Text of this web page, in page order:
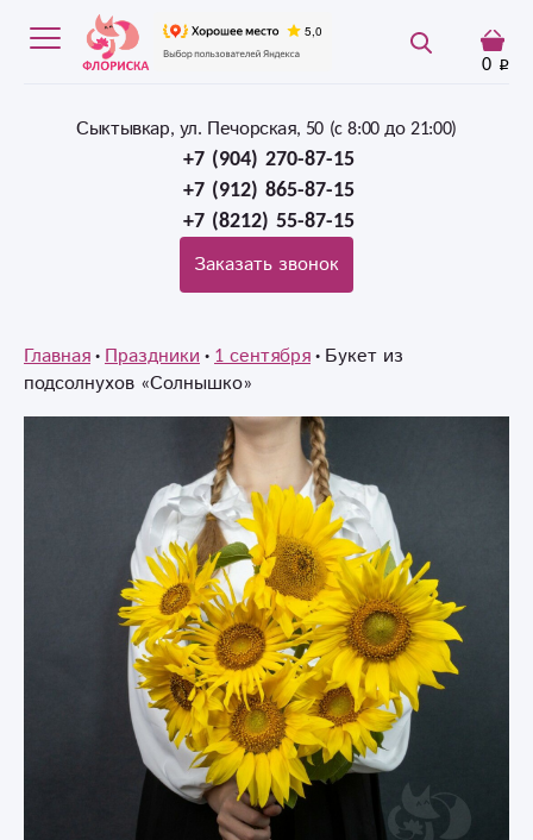
0
Сыктывкар, ул. Печорская, 50 (c 8:00 до 21:00)
+7 (904) 270-87-15
+7 (912) 865-87-15
+7 (8212) 55-87-15
Заказать звонок
Главная Праздники 1 сентября Букет из
подсолнухов «Солнышко»